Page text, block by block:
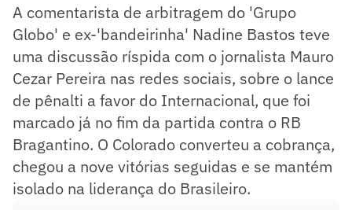
A comentarista de arbitragem do 'Grupo
Globo' e ex-'bandeirinha' Nadine Bastos teve
uma discussão ríspida com o jornalista Mauro
Cezar Pereira nas redes sociais, sobre o lance
de pênalti a favor do Internacional, que foi
marcado já no fim da partida contra o RB
Bragantino. O Colorado converteu a cobrança,
chegou a nove vitórias seguidas e se mantém
isolado na liderança do Brasileiro.